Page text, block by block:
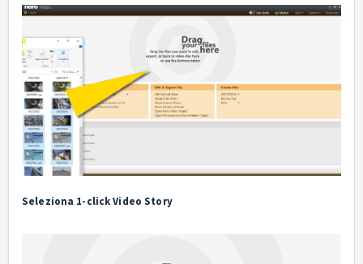
Seleziona 1-click Video Story